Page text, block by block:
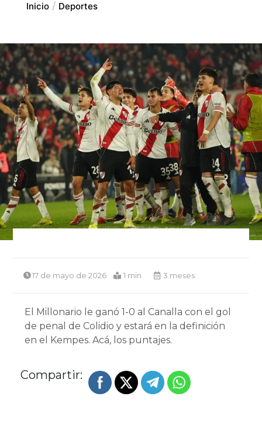
Inicio Deportes
17 de mayo de 2026 1 min 3 meses
El Millonario le ganó 1-0 al Canalla con el gol
de penal de Colidio y estará en la definición
en el Kempes. Acá, los puntajes.
Compartir: